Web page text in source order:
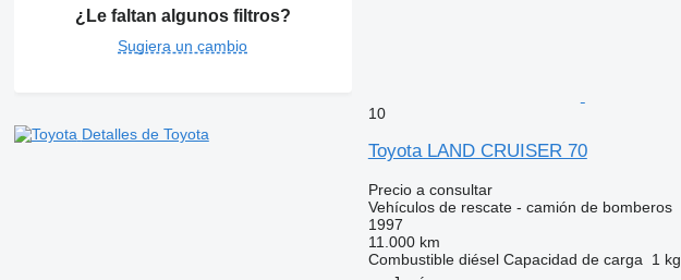
¿Le faltan algunos filtros?
Sugiera un cambio
Detalles de Toyota
10
Toyota LAND CRUISER 70
Precio a consultar
Vehículos de rescate - camión de bomberos
1997
11.000 km
Combustible diésel Capacidad de carga 1 kg